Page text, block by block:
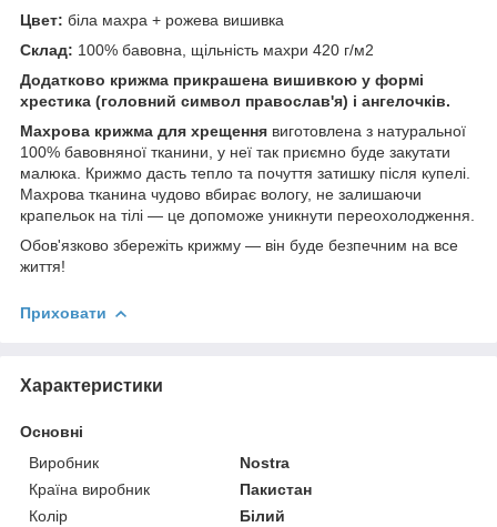
Цвет: біла махра + рожева вишивка
Склад: 100% бавовна, щільність махри 420 г/м2
Додатково крижма прикрашена вишивкою у формі
хрестика (головний символ православ'я) і ангелочків.
Махрова крижма для хрещення виготовлена з натуральної
100% бавовняної тканини, у неї так приємно буде закутати
малюка. Крижмо дасть тепло та почуття затишку після купелі.
Махрова тканина чудово вбирає вологу, не залишаючи
крапельок на тілі — це допоможе уникнути переохолодження.
Обов'язково збережіть крижму — він буде безпечним на все
життя!
Приховати
Характеристики
Основні
Виробник
Nostra
Країна виробник
Пакистан
Колір
Білий